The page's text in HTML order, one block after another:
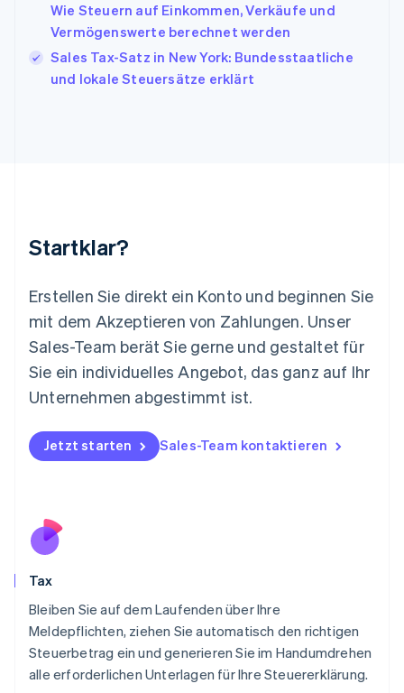
Wie Steuern auf Einkommen, Verkäufe und
Vermögenswerte berechnet werden
Sales Tax-Satz in New York: Bundesstaatliche
und lokale Steuersätze erklärt
Startklar?
Erstellen Sie direkt ein Konto und beginnen Sie
mit dem Akzeptieren von Zahlungen. Unser
Sales-Team berät Sie gerne und gestaltet für
Sie ein individuelles Angebot, das ganz auf Ihr
Unternehmen abgestimmt ist.
Jetzt starten Sales-Team kontaktieren
Tax
Bleiben Sie auf dem Laufenden über Ihre
Meldepflichten, ziehen Sie automatisch den richtigen
Steuerbetrag ein und generieren Sie im Handumdrehen
alle erforderlichen Unterlagen für Ihre Steuererklärung.
Kanada
EnglishFrançais
Kroatien
English Italiano
English简体中文
English
Mexiko
Español English
Neuseeland
English
NederlandsEnglish
English
Österreich
Portugal
Português
Schweden
Schweiz
DeutschFrançaisItalianoEnglish
Singapur